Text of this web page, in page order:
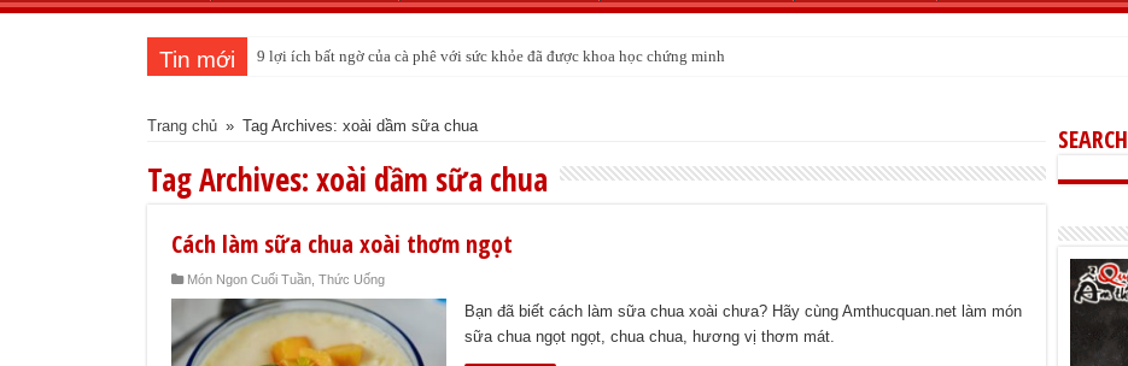
Tin mới 9 lợi ích bất ngờ của cà phê với sức khỏe đã được khoa học chứng minh
Trang chủ » Tag Archives: xoài dầm sữa chua
Tag Archives:xoài dầm sữa chua
Cách làm sữa chua xoài thơm ngọt
Món Ngon Cuối Tuần Thức Uống
Bạn đã biết cách làm sữa chua xoài chưa? Hãy cùng Amthucquan.net làm món
sữa chua ngọt ngọt, chua chua, hương vị thơm mát.
SEARCH